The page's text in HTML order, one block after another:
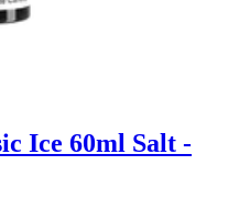
Ice 60ml Salt -